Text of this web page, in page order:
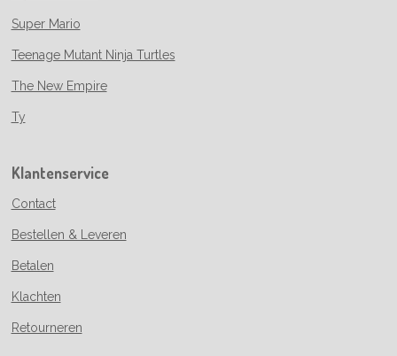
Super Mario
Teenage Mutant Ninja Turtles
The New Empire
Ty
Klantenservice
Contact
Bestellen & Leveren
Betalen
Klachten
Retourneren